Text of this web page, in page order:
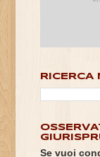
RICERCA
Se vuoi